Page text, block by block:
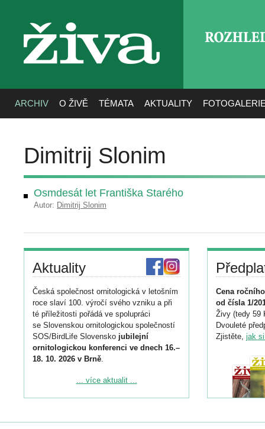
živa
ARCHIV O ŽIVĚ TÉMATA AKTUALITY
Dimitrij Slonim
Osmdesát let Františka Starého
Autor: Dimitrij Slonim
Aktuality
Česká společnost ornitologická v letošním
roce slaví 100. výročí svého vzniku a při
té příležitosti pořádá ve spolupráci
se Slovenskou ornitologickou společností
SOS/BirdLife Slovensko jubilejní
ornitologickou konferenci ve dnech 16.–
18. 10. 2026 v Brně.
Podrobnější informace ke konferenci
Registrovat se můžete do 6. září.
... více aktualit ...
Cena
od čísla 1/
Živy (tedy 59
Dvouleté
Zjistěte, jak